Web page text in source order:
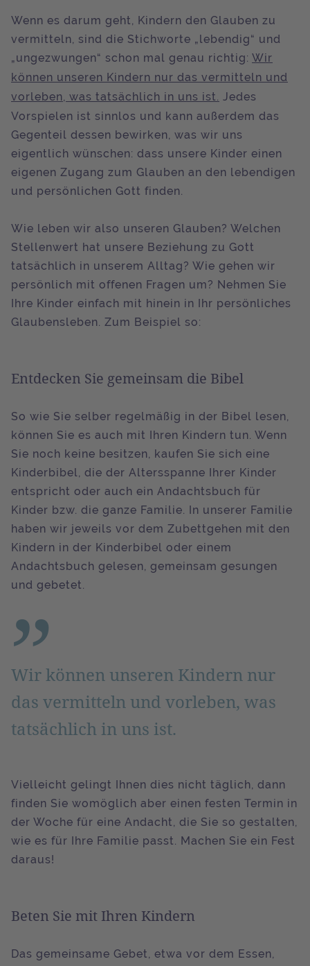
Wenn es darum geht, Kindern den Glauben zu
vermitteln, sind die Stichworte „lebendig“ und
„ungezwungen“ schon mal genau richtig: Wir
können unseren Kindern nur das vermitteln und
vorleben, was tatsächlich in uns ist. Jedes
Vorspielen ist sinnlos und kann außerdem das
Gegenteil dessen bewirken, was wir uns
eigentlich wünschen: dass unsere Kinder einen
eigenen Zugang zum Glauben an den lebendigen
und persönlichen Gott finden.
Wie leben wir also unseren Glauben? Welchen
Stellenwert hat unsere Beziehung zu Gott
tatsächlich in unserem Alltag? Wie gehen wir
persönlich mit offenen Fragen um? Nehmen Sie
Ihre Kinder einfach mit hinein in Ihr persönliches
Glaubensleben. Zum Beispiel so:
Entdecken Sie gemeinsam die Bibel
So wie Sie selber regelmäßig in der Bibel lesen,
können Sie es auch mit Ihren Kindern tun. Wenn
Sie noch keine besitzen, kaufen Sie sich eine
Kinderbibel, die der Altersspanne Ihrer Kinder
entspricht oder auch ein Andachtsbuch für
Kinder bzw. die ganze Familie. In unserer Familie
haben wir jeweils vor dem Zubettgehen mit den
Kindern in der Kinderbibel oder einem
Andachtsbuch gelesen, gemeinsam gesungen
und gebetet.
Wir können unseren Kindern nur
das vermitteln und vorleben, was
tatsächlich in uns ist.
Vielleicht gelingt Ihnen dies nicht täglich, dann
finden Sie womöglich aber einen festen Termin in
der Woche für eine Andacht, die Sie so gestalten,
wie es für Ihre Familie passt. Machen Sie ein Fest
daraus!
Beten Sie mit Ihren Kindern
Das gemeinsame Gebet, etwa vor dem Essen,